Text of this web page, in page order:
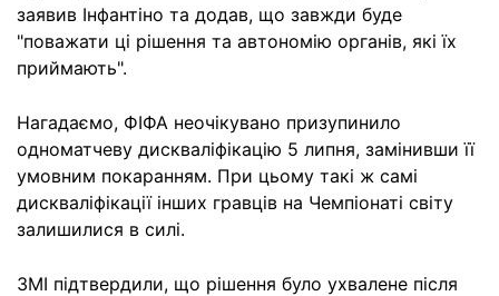
заявив Інфантіно та додав, що завжди буде
"поважати ці рішення та автономію органів, які їх
приймають".
Нагадаємо, ФІФА неочікувано призупинило
одноматчеву дискваліфікацію 5 липня, замінивши її
умовним покаранням. При цьому такі ж самі
дискваліфікації інших гравців на Чемпіонаті світу
залишилися в силі.
ЗМІ підтвердили, що рішення було ухвалене після